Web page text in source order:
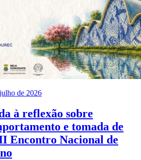
de 2026
à reflexão sobre
e tomada de
Encontro Nacional de